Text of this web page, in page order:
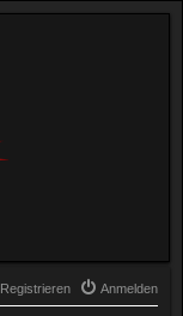
Anmelden
Registrieren